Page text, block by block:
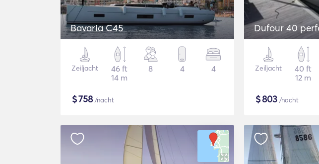
Bavaria C45
Zeiljacht
46 ft
14 m
8 4 4
$758/nacht
Dufour 40
Zeiljacht
40 ft
12 m
$803 /nacht